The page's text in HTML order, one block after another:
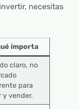
necesitas
importa
claro, no
para
y vender.